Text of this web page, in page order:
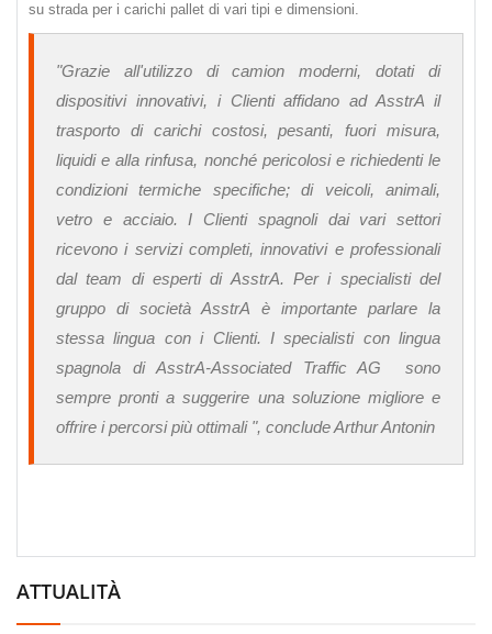
su strada per i carichi pallet di vari tipi e dimensioni.
"Grazie all'utilizzo di camion moderni, dotati di
dispositivi innovativi, i Clienti affidano ad AsstrA il
trasporto di carichi costosi, pesanti, fuori misura,
liquidi e alla rinfusa, nonché pericolosi e richiedenti le
condizioni termiche specifiche; di veicoli, animali,
vetro e acciaio. I Clienti spagnoli dai vari settori
ricevono i servizi completi, innovativi e professionali
dal team di esperti di AsstrA. Per i specialisti del
gruppo di società AsstrA è importante parlare la
stessa lingua con i Clienti. I specialisti con lingua
spagnola di AsstrA-Associated Traffic AG sono
sempre pronti a suggerire una soluzione migliore e
offrire i percorsi più ottimali ", conclude Arthur Antonin
ATTUALITÀ